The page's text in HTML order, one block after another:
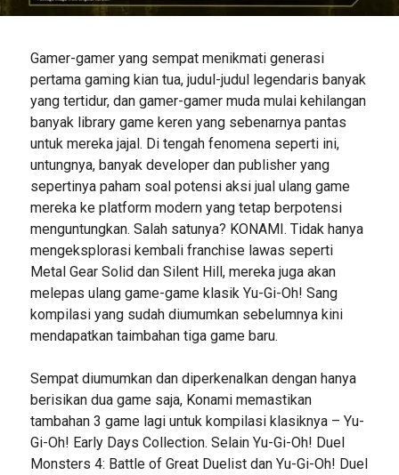
Gamer-gamer yang sempat menikmati generasi
pertama gaming kian tua, judul-judul legendaris banyak
yang tertidur, dan gamer-gamer muda mulai kehilangan
banyak library game keren yang sebenarnya pantas
untuk mereka jajal. Di tengah fenomena seperti ini,
untungnya, banyak developer dan publisher yang
sepertinya paham soal potensi aksi jual ulang game
mereka ke platform modern yang tetap berpotensi
menguntungkan. Salah satunya? KONAMI. Tidak hanya
mengeksplorasi kembali franchise lawas seperti
Metal Gear Solid dan Silent Hill, mereka juga akan
melepas ulang game-game klasik Yu-Gi-Oh! Sang
kompilasi yang sudah diumumkan sebelumnya kini
mendapatkan taimbahan tiga game baru.
Sempat diumumkan dan diperkenalkan dengan hanya
berisikan dua game saja, Konami memastikan
tambahan 3 game lagi untuk kompilasi klasiknya – Yu-
Gi-Oh! Early Days Collection. Selain Yu-Gi-Oh! Duel
Monsters 4: Battle of Great Duelist dan Yu-Gi-Oh! Duel